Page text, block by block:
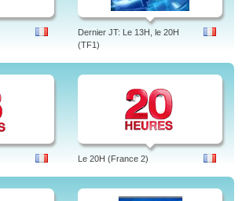
Dernier JT: Le 13H, le 20H
(TF1)
Le 20H (France 2)